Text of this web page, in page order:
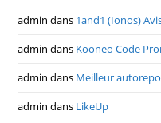
admin dans 1and1 (Ionos)
admin dans Kooneo Code
admin dans Meilleur
admin dans LikeUp